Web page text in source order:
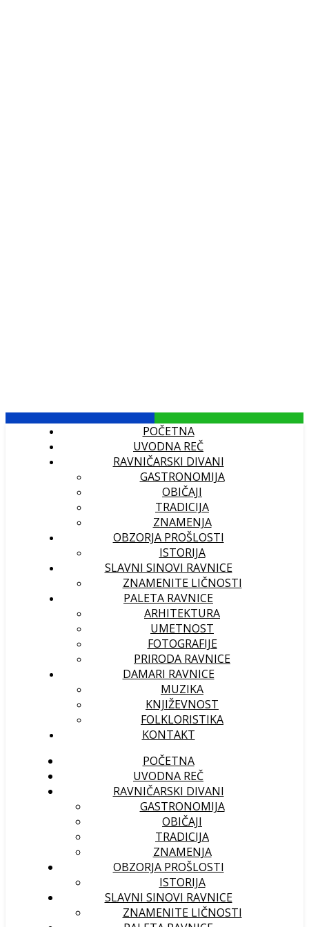
POČETNA
UVODNA REČ
RAVNIČARSKI DIVANI
GASTRONOMIJA
OBIČAJI
TRADICIJA
ZNAMENJA
OBZORJA PROŠLOSTI
ISTORIJA
SLAVNI SINOVI RAVNICE
ZNAMENITE LIČNOSTI
PALETA RAVNICE
ARHITEKTURA
UMETNOST
FOTOGRAFIJE
PRIRODA RAVNICE
DAMARI RAVNICE
MUZIKA
KNJIŽEVNOST
FOLKLORISTIKA
KONTAKT
POČETNA
UVODNA REČ
RAVNIČARSKI DIVANI
GASTRONOMIJA
OBIČAJI
TRADICIJA
ZNAMENJA
OBZORJA PROŠLOSTI
ISTORIJA
SLAVNI SINOVI RAVNICE
ZNAMENITE LIČNOSTI